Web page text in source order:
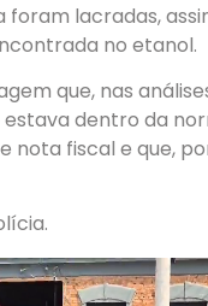
foram lacradas,
no etanol.
que, nas
dentro da
fiscal e que,